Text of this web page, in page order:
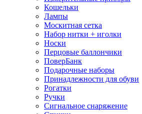
Кошельки
Лампы
Москитная сетка
Набор нитки + иголки
Носки
Перцовые баллончики
ПоверБанк
Подарочные наборы
Принадлежности для обуви
Рогатки
Ручки
Сигнальное снаряжение